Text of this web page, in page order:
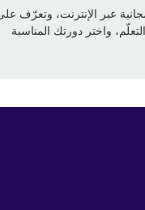
عبر الإنترنت، وتعرّف
التعلّم، واختر دورتك المناسبة